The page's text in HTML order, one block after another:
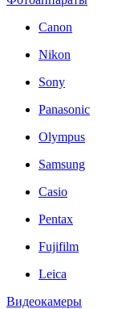
Canon
Nikon
Sony
Panasonic
Olympus
Samsung
Casio
Pentax
Fujifilm
Leica
Видеокамеры